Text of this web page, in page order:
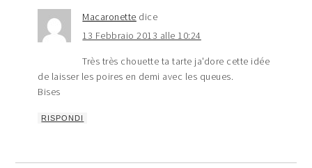
Macaronette dice
13 Febbraio 2013 alle 10:24
Très très chouette ta tarte ja'dore cette idée
de laisser les poires en demi avec les queues.
Bises
RISPONDI